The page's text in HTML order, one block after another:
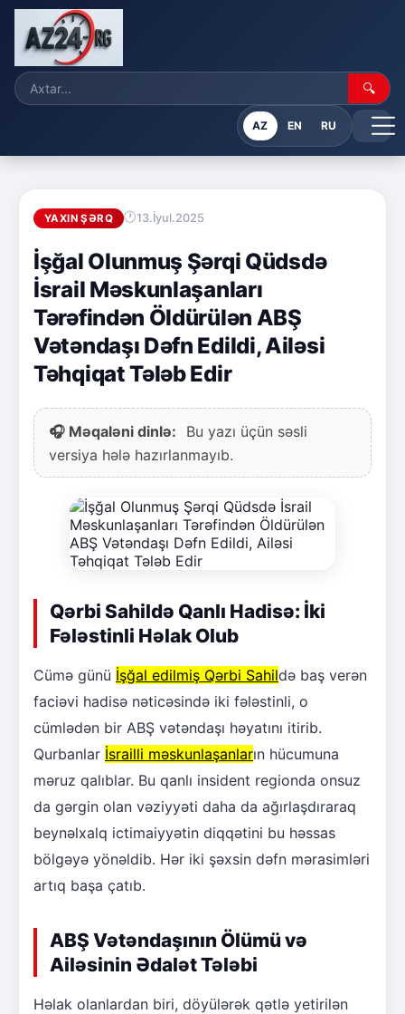
🔍
AZ EN RU
YAXIN ŞƏRQ 13.İyul.2025
İşğal Olunmuş Şərqi Qüdsdə
İsrail Məskunlaşanları
Tərəfindən Öldürülən ABŞ
Vətəndaşı Dəfn Edildi, Ailəsi
Təhqiqat Tələb Edir
🎧 Məqaləni dinlə:
Bu yazı üçün səsli
versiya hələ hazırlanmayıb.
Qərbi Sahildə Qanlı Hadisə: İki
Fələstinli Həlak Olub
Cümə günü İşğal edilmiş Qərbi Sahildə baş verən
faciəvi hadisə nəticəsində iki fələstinli, o
cümlədən bir ABŞ vətəndaşı həyatını itirib.
Qurbanlar İsrailli məskunlaşanların hücumuna
məruz qalıblar. Bu qanlı insident regionda onsuz
da gərgin olan vəziyyəti daha da ağırlaşdıraraq
beynəlxalq ictimaiyyətin diqqətini bu həssas
bölgəyə yönəldib. Hər iki şəxsin dəfn mərasimləri
artıq başa çatıb.
ABŞ Vətəndaşının Ölümü və
Ailəsinin Ədalət Tələbi
Həlak olanlardan biri, döyülərək qətlə yetirilən